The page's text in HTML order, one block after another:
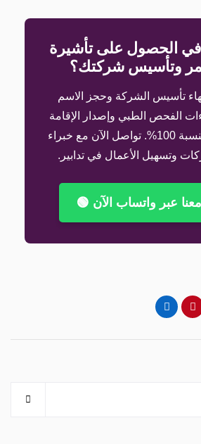
الحصول على تأشيرة
وتأسيس شركتك؟
تأسيس الشركة وحجز الاسم
الفحص الطبي وإصدار الإقامة
وتفعيل الهوية بنسبة 100%. تواصل الآن مع خبراء
وتسهيل الأعمال في تدابير.
عبر واتساب الآن 🟢